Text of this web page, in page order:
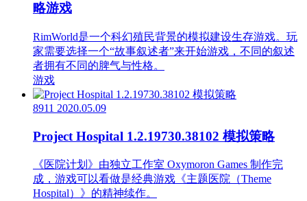
略游戏
RimWorld是一个科幻殖民背景的模拟建设生存游戏。玩
家需要选择一个“故事叙述者”来开始游戏，不同的叙述
者拥有不同的脾气与性格。
游戏
8911 2020.05.09
Project Hospital 1.2.19730.38102 模拟策略
《医院计划》由独立工作室 Oxymoron Games 制作完
成，游戏可以看做是经典游戏《主题医院（Theme
Hospital）》的精神续作。